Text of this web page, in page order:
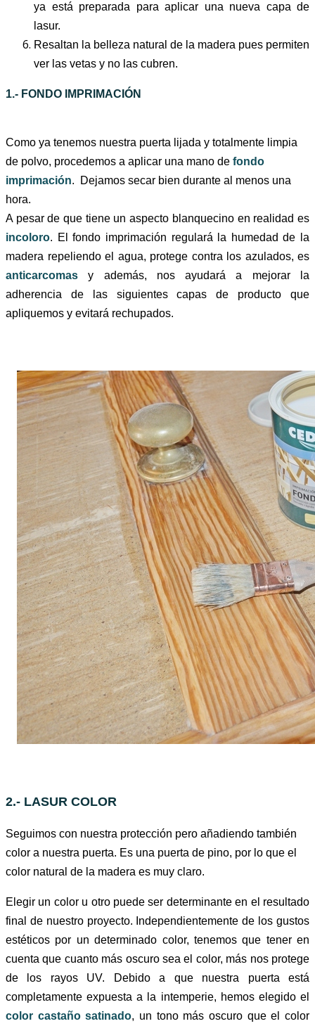
ya está preparada para aplicar una nueva capa de
lasur.
Resaltan la belleza natural de la madera pues permiten
ver las vetas y no las cubren.
1.- FONDO IMPRIMACIÓN
Como ya tenemos nuestra puerta lijada y totalmente limpia
de polvo, procedemos a aplicar una mano de fondo
imprimación. Dejamos secar bien durante al menos una
hora.
A pesar de que tiene un aspecto blanquecino en realidad es
incoloro. El fondo imprimación regulará la humedad de la
madera repeliendo el agua, protege contra los azulados, es
anticarcomas y además, nos ayudará a mejorar la
adherencia de las siguientes capas de producto que
apliquemos y evitará rechupados.
2.- LASUR COLOR
Seguimos con nuestra protección pero añadiendo también
color a nuestra puerta. Es una puerta de pino, por lo que el
color natural de la madera es muy claro.
Elegir un color u otro puede ser determinante en el resultado
final de nuestro proyecto. Independientemente de los gustos
estéticos por un determinado color, tenemos que tener en
cuenta que cuanto más oscuro sea el color, más nos protege
de los rayos UV. Debido a que nuestra puerta está
completamente expuesta a la intemperie, hemos elegido el
color castaño satinado, un tono más oscuro que el color